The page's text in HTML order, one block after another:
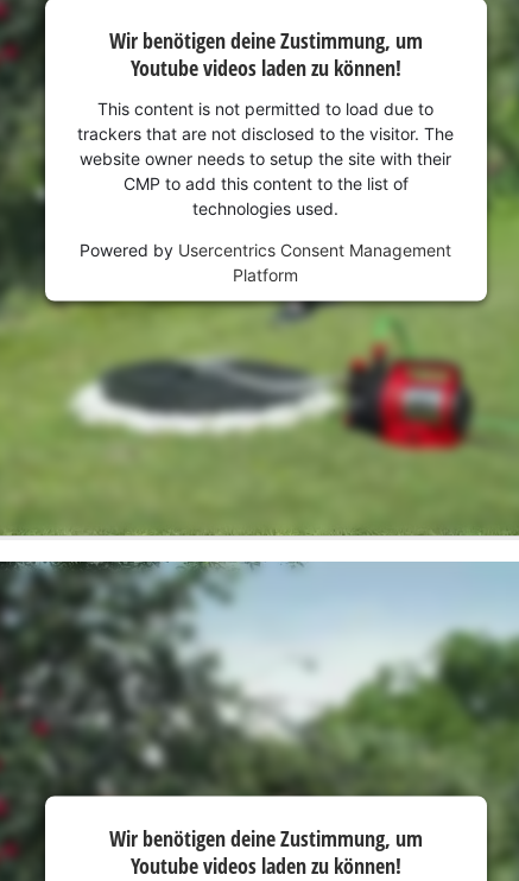
Powered byUsercentrics Consent
Management Platform
Wir benötigen deine Zustimmung, um
Youtube videos laden zu können!
This content is not permitted to load due to
trackers that are not disclosed to the visitor. The
website owner needs to setup the site with their
CMP to add this content to the list of
technologies used.
Powered by Usercentrics Consent Management
Platform
Wir benötigen deine Zustimmung, um
Youtube videos laden zu können!